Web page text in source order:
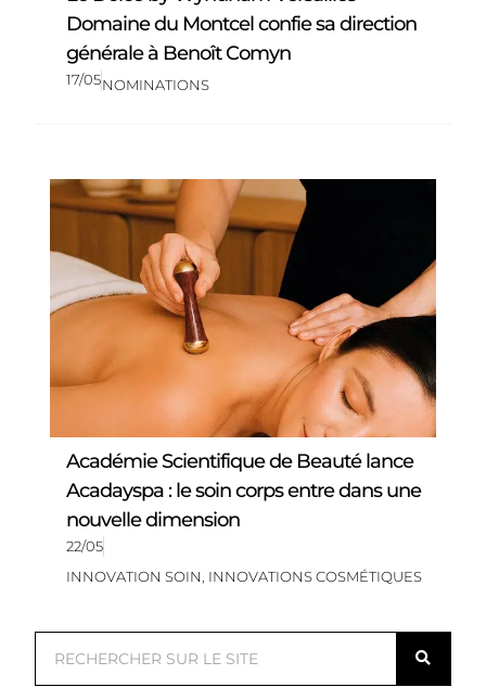
Domaine du Montcel confie sa direction
générale à Benoît Comyn
17/05NOMINATIONS
Académie Scientifique de Beauté lance
Acadayspa : le soin corps entre dans une
nouvelle dimension
22/05
INNOVATION SOIN, INNOVATIONS COSMÉTIQUES